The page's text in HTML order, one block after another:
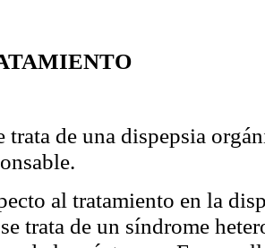
trata de una dispepsia
al tratamiento en la
trata de un síndrome